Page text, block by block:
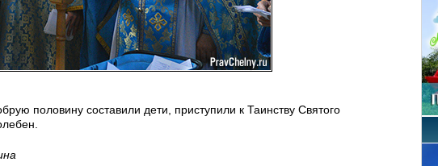
половину составили дети, приступили к Таинству Святого